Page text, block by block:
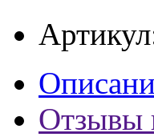
Отзывы